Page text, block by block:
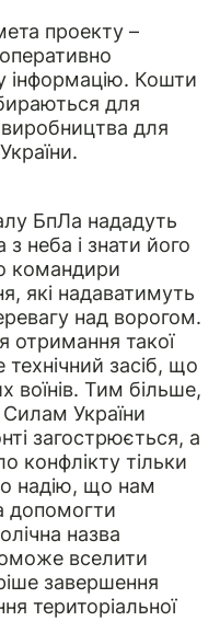
проекту –
інформацію. Кошти
для
виробництва для
БпЛа нададуть
неба і знати його
командири
які надаватимуть
над ворогом.
отримання такої
технічний засіб, що
воїнів. Тим більше,
України
загострюється, а
конфлікту тільки
надію, що нам
допомогти
назва
вселити
завершення
територіальної